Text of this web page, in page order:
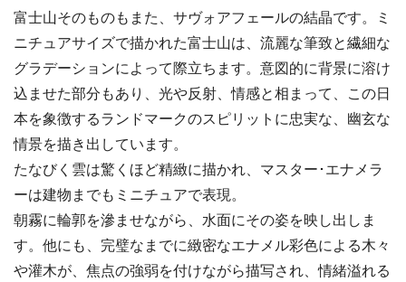
富士山そのものもまた、サヴォアフェールの結晶です。ミ
ニチュアサイズで描かれた富士山は、流麗な筆致と繊細な
グラデーションによって際立ちます。意図的に背景に溶け
込ませた部分もあり、光や反射、情感と相まって、この日
本を象徴するランドマークのスピリットに忠実な、幽玄な
情景を描き出しています。
たなびく雲は驚くほど精緻に描かれ、マスター･エナメラ
ーは建物までもミニチュアで表現。
朝霧に輪郭を滲ませながら、水面にその姿を映し出しま
す。他にも、完璧なまでに緻密なエナメル彩色による木々
や灌木が、焦点の強弱を付けながら描写され、情緒溢れる